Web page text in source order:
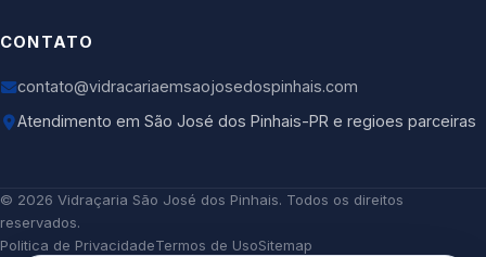
CONTATO
contato@vidracariaemsaojosedospinhais.com
Atendimento em São José dos Pinhais-PR e regioes parceiras
© 2026 Vidraçaria São José dos Pinhais. Todos os direitos
reservados.
Politica de PrivacidadeTermos de UsoSitemap